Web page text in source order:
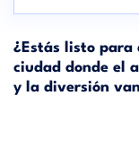
¿Estás listo para
ciudad donde el
y la diversión